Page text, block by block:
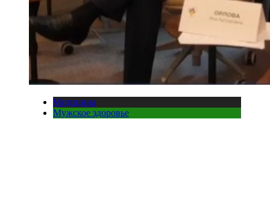
Медицина
Мужское здоровье